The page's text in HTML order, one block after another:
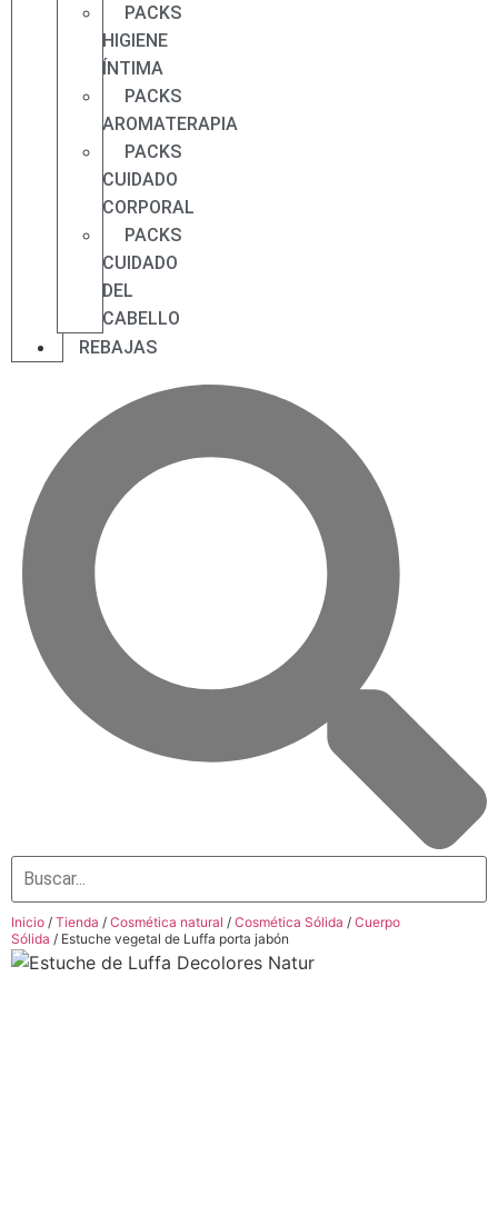
PACKS
HIGIENE
ÍNTIMA
PACKS
AROMATERAPIA
PACKS
CUIDADO
CORPORAL
PACKS
CUIDADO
DEL
CABELLO
REBAJAS
Inicio / Tienda / Cosmética natural / Cosmética Sólida / Cuerpo
Sólida / Estuche vegetal de Luffa porta jabón